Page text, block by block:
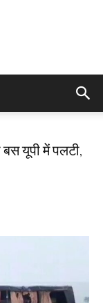
बस यूपी में पलटी,